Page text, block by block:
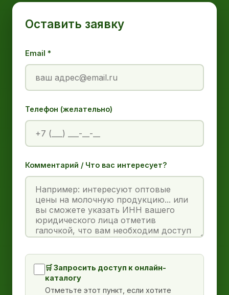
Оставить заявку
Email *
Телефон (желательно)
Комментарий / Что вас интересует?
🛒 Запросить доступ к онлайн-
каталогу
Отметьте этот пункт, если хотите